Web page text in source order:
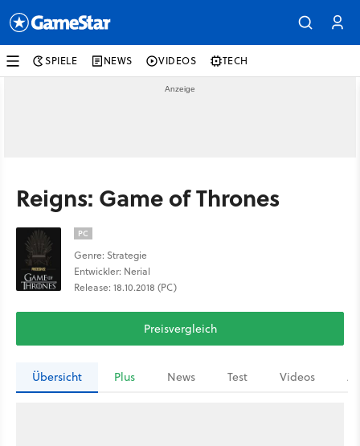
SPIELE NEWS VIDEOS TECH
Reigns: Game of Thrones
PC
Genre: Strategie
Entwickler: Nerial
Release: 18.10.2018 (PC)
Preisvergleich
Übersicht Plus News Test Videos